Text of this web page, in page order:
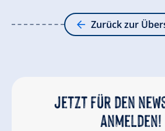
Zurück zur
Jetzt für den
anmelden!